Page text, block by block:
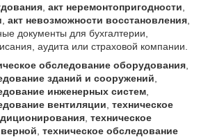
акт неремонтопригодности
акт невозможности восстановления
документы для бухгалтерии,
аудита или страховой компании.
обследование оборудования
зданий и сооружений
инженерных систем
вентиляции техническое
техническое
техническое обследование